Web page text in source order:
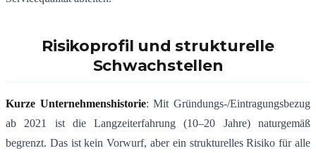
Risikoprofil und strukturelle
Schwachstellen
Kurze Unternehmenshistorie: Mit Gründungs-/Eintragungsbezug
ab 2021 ist die Langzeiterfahrung (10–20 Jahre) naturgemäß
begrenzt. Das ist kein Vorwurf, aber ein strukturelles Risiko für alle